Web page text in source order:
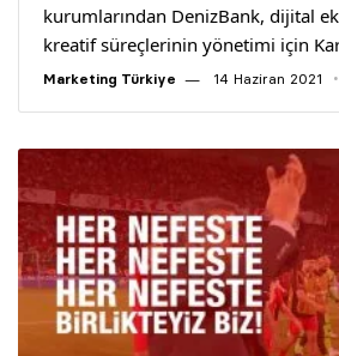
kurumlarından DenizBank, dijital
kreatif süreçlerinin yönetimi için
Marketing Türkiye 14 Haziran 2021